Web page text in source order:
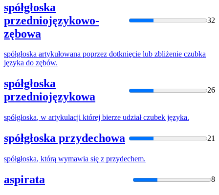
spółgłoska
przedniojęzykowo-
zębowa
32
spółgłoska artykułowana poprzez dotknięcie lub zbliżenie czubka
języka do zębów.
spółgłoska
przedniojęzykowa
26
spółgłoska, w artykulacji której bierze udział czubek języka.
spółgłoska przydechowa 21
spółgłoska, którą wymawia się z przydechem.
aspirata 8